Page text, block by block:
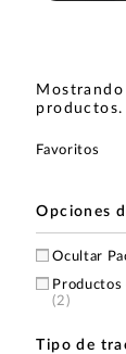
productos.
Opciones
Ocultar
Productos
(2)
Tipo de